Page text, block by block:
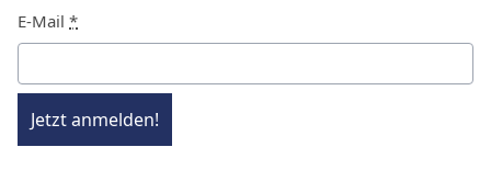
E-Mail *
Jetzt anmelden!